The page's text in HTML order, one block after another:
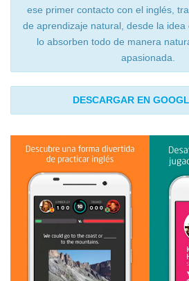
ese primer contacto con el inglés,
de aprendizaje natural, desde la idea
lo absorben todo de manera
apasionada.
DESCARGAR EN